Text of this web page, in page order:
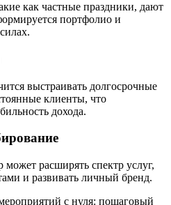
как частные праздники, дают
портфолио и
выстраивать долгосрочные
клиенты, что
дохода.
расширять спектр услуг,
и развивать личный бренд.